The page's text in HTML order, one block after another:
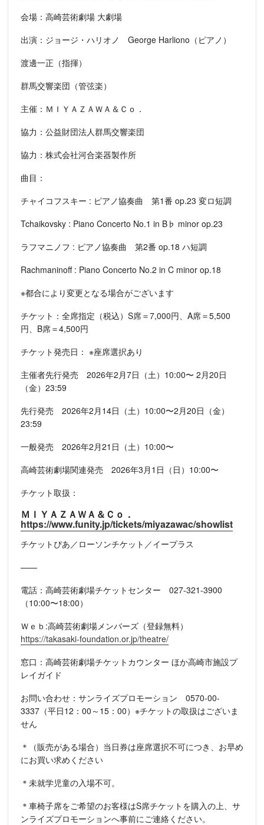
会場：高崎芸術劇場 大劇場
出演：ジョージ・ハリオノ George Harliono（ピアノ）
渡邊一正（指揮）
群馬交響楽団（管弦楽）
主催：ＭＩＹＡＺＡＷＡ＆Ｃｏ．
協力：公益財団法人群馬交響楽団
協力：株式会社河合楽器製作所
曲目：
チャイコフスキー : ピアノ協奏曲 第1番 op.23 変ロ短調
Tchaikovsky : Piano Concerto No.1 in B♭ minor op.23
ラフマニノフ : ピアノ協奏曲 第2番 op.18 ハ短調
Rachmaninoff : Piano Concerto No.2 in C minor op.18
※都合により変更となる場合がございます
チケット：全席指定（税込）S席＝7,000円、A席＝5,500
円、B席＝4,500円
チケット発売日： ※座席選択あり
主催者先行発売 2026年2月7日（土）10:00〜 2月20日
（金）23:59
先行発売 2026年2月14日（土）10:00〜2月20日（金）
23:59
一般発売 2026年2月21日（土）10:00〜
高崎芸術劇場関連発売 2026年3月1日（日）10:00〜
チケット取扱：
ＭＩＹＡＺＡＷＡ＆Ｃｏ．
https://www.funity.jp/tickets/miyazawac/showlist
チケットぴあ／ローソンチケット／イープラス
——
電話：高崎芸術劇場チケットセンター 027-321-3900
（10:00〜18:00）
Ｗｅｂ:高崎芸術劇場メンバーズ（登録無料）
https://takasaki-foundation.or.jp/theatre/
窓口：高崎芸術劇場チケットカウンター ほか高崎市施設プ
レイガイド
お問い合わせ：サンライズプロモーション 0570-00-
3337（平日12：00～15：00）※チケットの取扱はございま
せん
＊（販売がある場合）当日券は座席選択不可につき、お早め
にお買い求めください
＊未就学児童の入場不可。
＊車椅子席をご希望のお客様はS席チケットを購入の上、サ
ンライズプロモーションへ事前にご連絡ください。